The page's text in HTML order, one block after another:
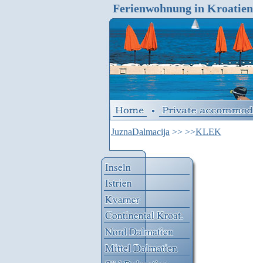
Ferienwohnung in Kroatien
JuznaDalmacija >> >>KLEK